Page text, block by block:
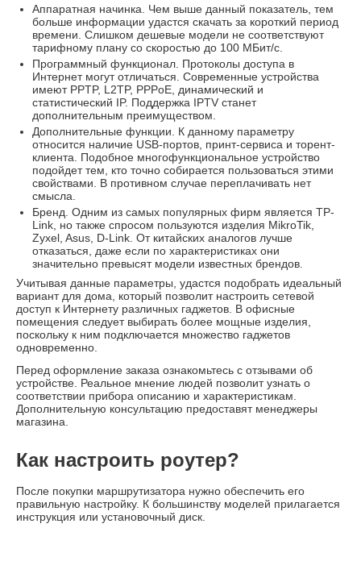
Аппаратная начинка. Чем выше данный показатель, тем
больше информации удастся скачать за короткий период
времени. Слишком дешевые модели не соответствуют
тарифному плану со скоростью до 100 МБит/с.
Программный функционал. Протоколы доступа в
Интернет могут отличаться. Современные устройства
имеют PPTP, L2TP, PPPoE, динамический и
статистический IP. Поддержка IPTV станет
дополнительным преимуществом.
Дополнительные функции. К данному параметру
относится наличие USB-портов, принт-сервиса и торент-
клиента. Подобное многофункциональное устройство
подойдет тем, кто точно собирается пользоваться этими
свойствами. В противном случае переплачивать нет
смысла.
Бренд. Одним из самых популярных фирм является TP-
Link, но также спросом пользуются изделия MikroTik,
Zyxel, Asus, D-Link. От китайских аналогов лучше
отказаться, даже если по характеристиках они
значительно превысят модели известных брендов.
Учитывая данные параметры, удастся подобрать идеальный
вариант для дома, который позволит настроить сетевой
доступ к Интернету различных гаджетов. В офисные
помещения следует выбирать более мощные изделия,
поскольку к ним подключается множество гаджетов
одновременно.
Перед оформление заказа ознакомьтесь с отзывами об
устройстве. Реальное мнение людей позволит узнать о
соответствии прибора описанию и характеристикам.
Дополнительную консультацию предоставят менеджеры
магазина.
Как настроить роутер?
После покупки маршрутизатора нужно обеспечить его
правильную настройку. К большинству моделей прилагается
инструкция или установочный диск.